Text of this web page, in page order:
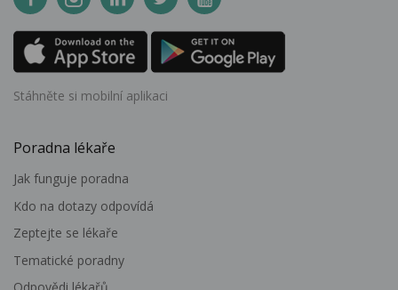
Stáhněte si mobilní aplikaci
Poradna lékaře
Jak funguje poradna
Kdo na dotazy odpovídá
Zeptejte se lékaře
Tematické poradny